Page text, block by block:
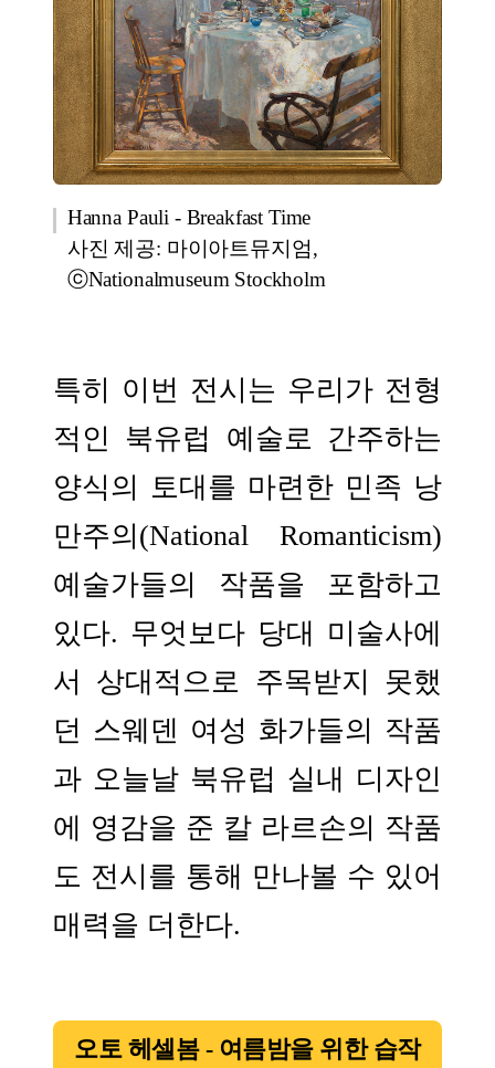
Hanna Pauli - Breakfast Time
사진 제공: 마이아트뮤지엄,
ⓒNationalmuseum Stockholm
특히 이번 전시는 우리가 전형
적인 북유럽 예술로 간주하는
양식의 토대를 마련한 민족 낭
만주의(National Romanticism)
예술가들의 작품을 포함하고
있다. 무엇보다 당대 미술사에
서 상대적으로 주목받지 못했
던 스웨덴 여성 화가들의 작품
과 오늘날 북유럽 실내 디자인
에 영감을 준 칼 라르손의 작품
도 전시를 통해 만나볼 수 있어
매력을 더한다.
오토 헤셀봄 - 여름밤을 위한 습작